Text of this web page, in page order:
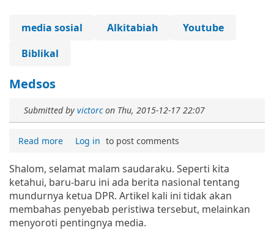
media sosial Alkitabiah
Youtube
Biblikal
Medsos
Submitted by victorcon Thu, 2015-12-17 22:07
Read more Log in to post comments
Shalom, selamat malam saudaraku. Seperti kita
ketahui, baru-baru ini ada berita nasional tentang
mundurnya ketua DPR. Artikel kali ini tidak akan
membahas penyebab peristiwa tersebut, melainkan
menyoroti pentingnya media.